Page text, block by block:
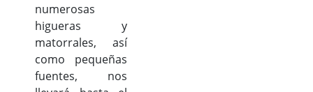
numerosas
higueras y
matorrales, así
como pequeñas
fuentes, nos